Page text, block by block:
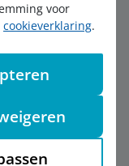
voor
cookieverklaring.